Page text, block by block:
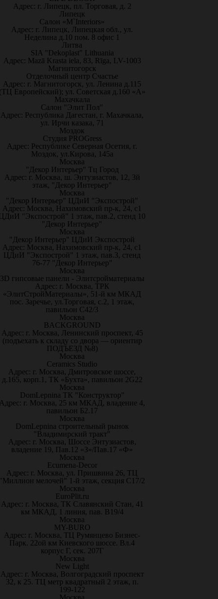
Адрес: г. Липецк, пл. Торговая, д. 2
Липецк
Салон «M`Interiors»
Адрес: г. Липецк, Липецкая обл., ул.
Неделина д.10 пом. 8 офис 1
Литва
SIA "Dekoplast" Lithuania
Адрес: Mazā Krasta iela, 83, Rīga, LV-1003
Магнитогорск
Отделочный центр Счастье
Адрес: г. Магнитогорск, ул. Ленина д.115
Европейский); ул. Советская д.160 «А»
Махачкала
Салон "Элит Пол"
Адрес: Республика Дагестан, г. Махачкала,
ул. Ирчи казака, 71
Моздок
Студия PROGress
Адрес: Республике Северная Осетия, г.
Моздок, ул.Кирова, 145а
Москва
"Декор Интерьер" Тц Город
Адрес: г. Москва, ш. Энтузиастов, 12, 3й
этаж, "Декор Интерьер"
Москва
"Декор Интерьер" ЦДиИ "Экспострой"
Адрес: Москва, Нахимовский пр-к, 24, с1
"Экспострой" 1 этаж, пав.2, стенд 10
"Декор Интерьер"
Москва
"Декор Интерьер" ЦДиИ Экспострой
Адрес: Москва, Нахимовский пр-к, 24, с1
ЦДиИ "Экспострой" 1 этаж, пав.3, стенд
76-77 "Декор Интерьер"
Москва
3D гипсовые панели - Элитсройматериалы
Адрес: г. Москва, ТРК
«ЭлитСтройМатериалы», 51-й км МКАД
пос. Заречье, ул.Торговая, с.2, 1 этаж,
павильон С42/3
Москва
BACKGROUND
Адрес: г. Москва, Ленинский проспект, 45
(подъехать к складу со двора — ориентир
ПОДЪЕЗД №8)
Москва
Ceramics Studio
Адрес: г. Москва, Дмитровское шоссе,
д.165, корп.1, ТК «Бухта», павильон 2G22
Москва
DomLepnina ТК "Конструктор"
г. Москва, 25 км МКАД, владение 4,
павильон Б2.17
Москва
DomLepnina строительный рынок
"Владимирский тракт"
Адрес: г. Москва, Шоссе Энтузиастов,
владение 19, Пав.12 «З»/Пав.17 «Ф»
Москва
Ecumena-Decor
Адрес: г. Москва, ул. Пришвина 26, ТЦ
мелочей" 1-й этаж, секция С17/2
Москва
EuroPlit.ru
Адрес: г. Москва, ТК Славянский Стан, 41
км МКАД, 1 линия, пав. В19/4
Москва
MY-BURO
Адрес: г. Москва, ТЦ Румянцево Бизнес-
Парк. 22ой км Киевского шоссе. Вл.4
корпус Г, сек. 207Г
Москва
New Light
Адрес: г. Москва, Волгоградский проспект
32, к 25. ТЦ метр квадратный 2 этаж, п.
199-122
Москва